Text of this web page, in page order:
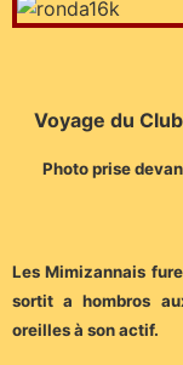
Voyage du
Photo prise
Les Mimizannais
sortit a hombros
oreilles à son actif.